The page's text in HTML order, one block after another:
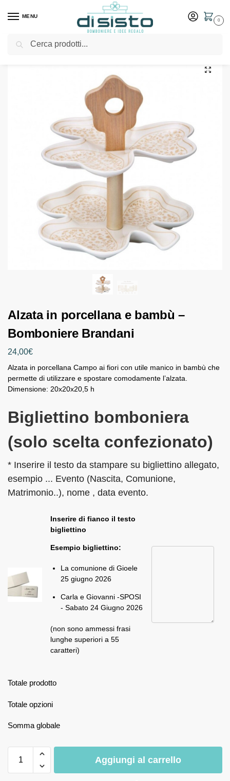
MENU
0
Home Shop Bomboniere
Alzata in porcellana e bambù –
Bomboniere Brandani
24,00€
Alzata in porcellana Campo ai fiori con utile manico in bambù che
permette di utilizzare e spostare comodamente l’alzata.
Dimensione: 20x20x20,5 h
Bigliettino bomboniera
(solo scelta confezionato)
* Inserire il testo da stampare su bigliettino allegato,
esempio ... Evento (Nascita, Comunione,
Matrimonio..), nome , data evento.
Inserire di fianco il testo
bigliettino
Esempio bigliettino:
La comunione di Gioele
25 giugno 2026
Carla e Giovanni -SPOSI
- Sabato 24 Giugno 2026
(non sono ammessi frasi
lunghe superiori a 55
caratteri)
Totale prodotto
Totale opzioni
Somma globale
Aggiungi al carrello